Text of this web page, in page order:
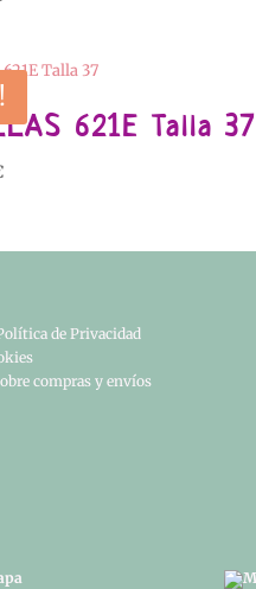
es:
25,00€.
621E Talla 37
El
es:
de Privacidad
compras y envíos